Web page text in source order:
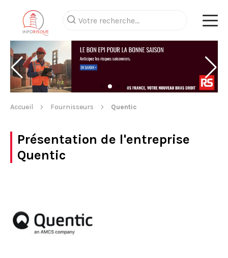
Accueil Fournisseurs Quentic
Présentation de l'entreprise
Quentic